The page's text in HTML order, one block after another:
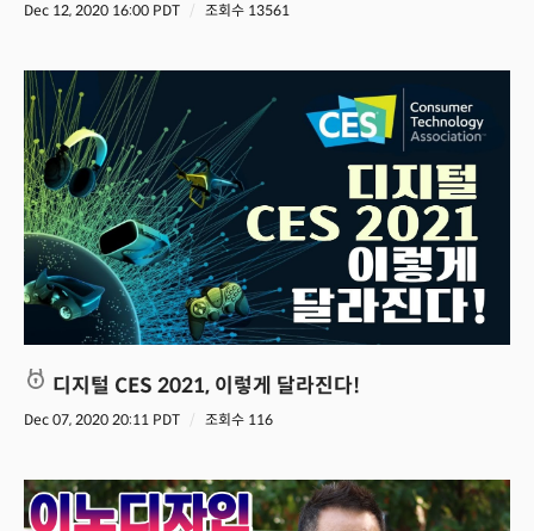
Dec 12, 2020 16:00 PDT 조회수 13561
디지털 CES 2021, 이렇게 달라진다!
Dec 07, 2020 20:11 PDT 조회수 116